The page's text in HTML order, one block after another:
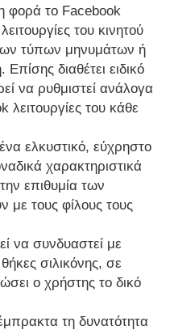
φορά το Facebook
του κινητού
τύπων μηνυμάτων ή
διαθέτει ειδικό
να ρυθμιστεί ανάλογα
λειτουργίες του κάθε
ελκυστικό, εύχρηστο
χαρακτηριστικά
επιθυμία των
τους φίλους τους
να συνδυαστεί με
σιλικόνης, σε
ο χρήστης το δικό
τη δυνατότητα